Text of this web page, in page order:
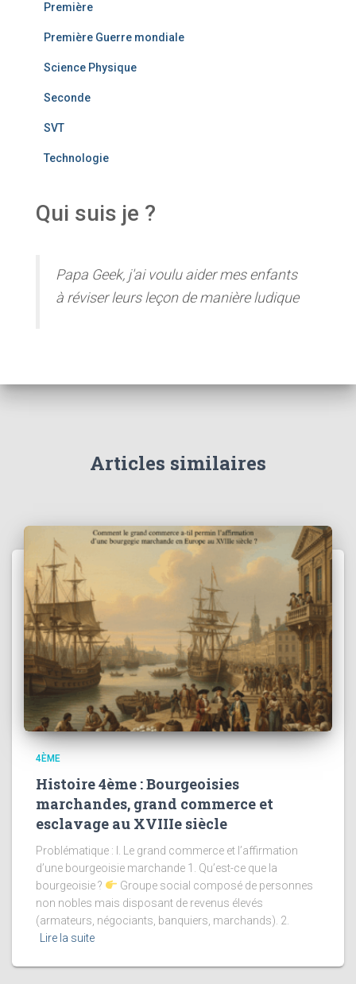
Première
Première Guerre mondiale
Science Physique
Seconde
SVT
Technologie
Qui suis je ?
Papa Geek, j'ai voulu aider mes enfants
à réviser leurs leçon de manière ludique
Articles similaires
4ÈME
Histoire 4ème : Bourgeoisies
marchandes, grand commerce et
esclavage au XVIIIe siècle
Problématique : I. Le grand commerce et l’affirmation
d’une bourgeoisie marchande 1. Qu’est-ce que la
bourgeoisie ?
Groupe social composé de personnes
non nobles mais disposant de revenus élevés
(armateurs, négociants, banquiers, marchands). 2.
Lire la suite